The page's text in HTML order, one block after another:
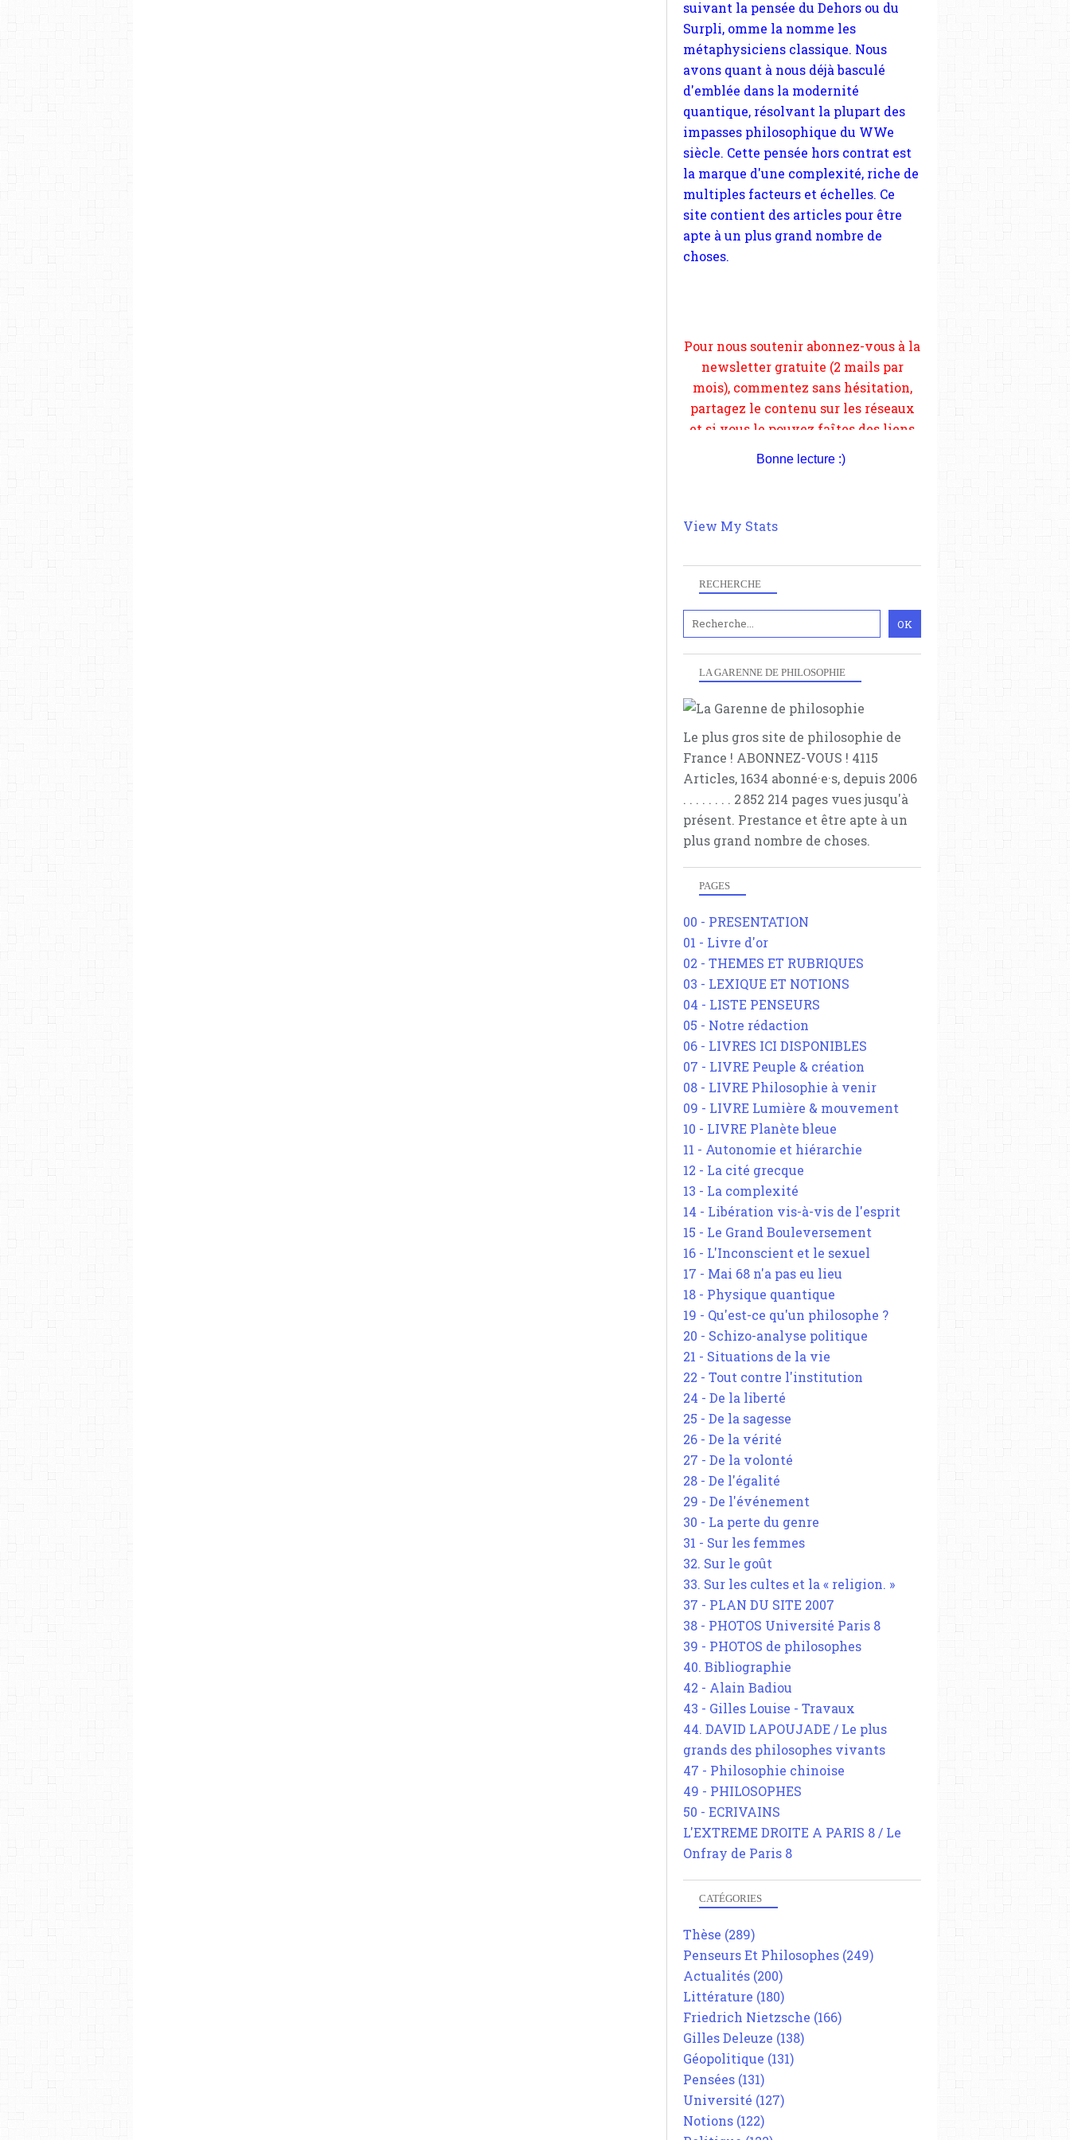
RECHERCHE
LA GARENNE DE PHILOSOPHIE
Le plus gros site de philosophie de
France ! ABONNEZ-VOUS ! 4115
Articles, 1634 abonné·e·s, depuis 2006
. . . . . . . . 2 852 214 pages vues jusqu'à
présent. Prestance et être apte à un
plus grand nombre de choses.
PAGES
00 - PRESENTATION
01 - Livre d'or
02 - THEMES ET RUBRIQUES
03 - LEXIQUE ET NOTIONS
04 - LISTE PENSEURS
05 - Notre rédaction
06 - LIVRES ICI DISPONIBLES
07 - LIVRE Peuple & création
08 - LIVRE Philosophie à venir
09 - LIVRE Lumière & mouvement
10 - LIVRE Planète bleue
11 - Autonomie et hiérarchie
12 - La cité grecque
13 - La complexité
14 - Libération vis-à-vis de l'esprit
15 - Le Grand Bouleversement
16 - L'Inconscient et le sexuel
17 - Mai 68 n'a pas eu lieu
18 - Physique quantique
19 - Qu'est-ce qu'un philosophe ?
20 - Schizo-analyse politique
21 - Situations de la vie
22 - Tout contre l'institution
24 - De la liberté
25 - De la sagesse
26 - De la vérité
27 - De la volonté
28 - De l'égalité
29 - De l'événement
30 - La perte du genre
31 - Sur les femmes
32. Sur le goût
33. Sur les cultes et la « religion. »
37 - PLAN DU SITE 2007
38 - PHOTOS Université Paris 8
39 - PHOTOS de philosophes
40. Bibliographie
42 - Alain Badiou
43 - Gilles Louise - Travaux
44. DAVID LAPOUJADE / Le plus
grands des philosophes vivants
47 - Philosophie chinoise
49 - PHILOSOPHES
50 - ECRIVAINS
L'EXTREME DROITE A PARIS 8 / Le
Onfray de Paris 8
CATÉGORIES
Thèse (289)
Penseurs Et Philosophes (249)
Actualités (200)
Littérature (180)
Friedrich Nietzsche (166)
Gilles Deleuze (138)
Géopolitique (131)
Pensées (131)
Université (127)
Notions (122)
quantique, résolvant la plupart des
impasses philosophique du WWe
siècle. Cette pensée hors contrat est
la marque d'une complexité, riche de
multiples facteurs et échelles. Ce
site contient des articles pour être
apte à un plus grand nombre de
choses.
et si vous le pouvez faîtes des liens
depuis votre site.
Bonne lecture :)
View My Stats